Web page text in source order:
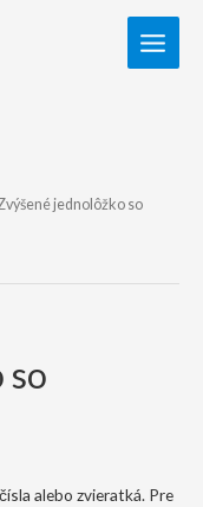
jednolôžko so
so
alebo zvieratká. Pre